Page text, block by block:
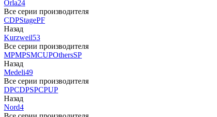
Orla24
Все серии производителя
CDPStagePF
Назад
Kurzweil53
Все серии производителя
MPMPSMCUPOthersSP
Назад
Medeli49
Все серии производителя
DPCDPSPCPUP
Назад
Nord4